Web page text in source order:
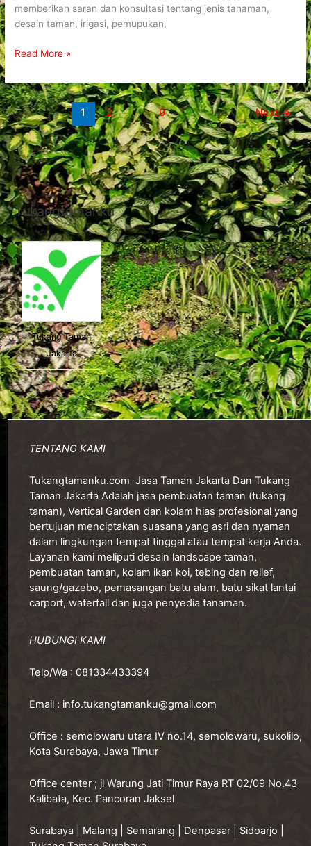
memberikan saran dan konsultasi tentang jenis tanaman,
desain taman, irigasi, pemupukan,
Read More »
1 2 … 9 Next→
Tukangtamanku
Tukang Taman
Jakarta
TENTANG KAMI
Tukangtamanku.com Jasa Taman Jakarta Dan Tukang
Taman Jakarta Adalah jasa pembuatan taman (tukang
taman), Vertical Garden dan kolam hias profesional yang
bertujuan menciptakan suasana yang asri dan nyaman
dalam lingkungan tempat tinggal atau tempat kerja Anda.
Layanan kami meliputi desain landscape taman,
pembuatan taman, kolam ikan koi, tebing dan relief,
saung/gazebo, pemasangan batu alam, batu sikat lantai
carport, waterfall dan juga penyedia tanaman.
HUBUNGI KAMI
Telp/Wa : 081334433394
Email : info.tukangtamanku@gmail.com
Office : semolowaru utara IV no.14, semolowaru, sukolilo,
Kota Surabaya, Jawa Timur
Office center ; jl Warung Jati Timur Raya RT 02/09 No.43
Kalibata, Kec. Pancoran Jaksel
Surabaya Malang Semarang Denpasar Sidoarjo